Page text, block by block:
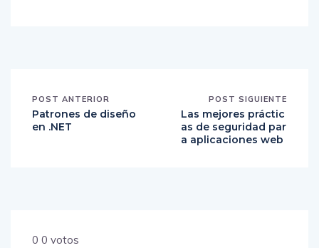
POST ANTERIOR
Patrones de diseño
en .NET
POST SIGUIENTE
Las mejores práctic
as de seguridad par
a aplicaciones web
0 0 votos